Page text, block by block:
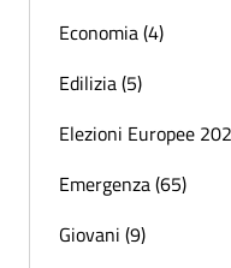
Economia (4)
Edilizia (5)
Elezioni Europee
Emergenza (65)
Giovani (9)